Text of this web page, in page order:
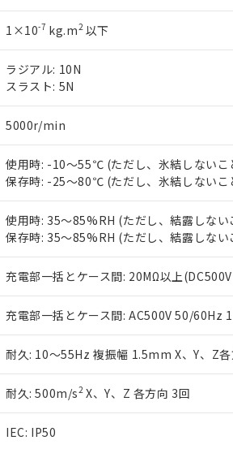
1×10-7 kg.m2以下
ラジアル: 10N
スラスト: 5N
5000r/min
使用時: -10～55℃ (ただし、氷結しないこ
保存時: -25～80℃ (ただし、氷結しないこ
使用時: 35～85%RH (ただし、結露しない
保存時: 35～85%RH (ただし、結露しない
充電部一括とケース間: 20MΩ以上
充電部一括とケース間: AC500V 50/60Hz
耐久: 10～55Hz 複振幅 1.5mm X、Y、Z
耐久: 500m/s2X、Y、Z 各方向 3回
IEC: IP50
本サービスは、当社制御機器事業取
くものです。
在庫状況および標準価格照会結果は
のであり、閲覧された時点での実際
い。
当社販売員にご相談ください。
オムロン制御機器販売店や当社販売
在庫状況および標準価格結果を当社
す。
マイパーツ機能（部品リスト作成サ
ている必要があります。
お客様が当ウェブサイト上で当社に
が、当社の製品・サービスに関する
※当社の共同利用者とは、"個人情報
いる法人を指します。
*EU RoHS指令（10物質）：
鉛(Pb) 1000ppm以下、 水銀(Hg) 1000ppm以下、 カド
六価クロム(Cr(Ⅵ)) 1000ppm以下、ポリ臭化ビフェニ
フタル酸ビス(2-エチルヘキシル) (DEHP)(別名：DOP)
但し、RoHS指令で産業用監視および制御機器に対する
フタル酸エステル類の４物質については閾値を超える
※2 対応予定月
部品在庫の切り替え状況などにより、予定
※3 非含有証明書ダウンロード
下記の非含有証明書をダウンロードするこ
EU RoHS指令（10物質）の非含有証明書
51物質の非含有証明書（当社基準）
※本証明書は発行日時点で非含有を証明す
また、RoHS指令のフタル酸エステル類
混在することから備考欄に対応日を記載し
既に当社にて対応品への在庫切替を完了
り割愛しております。
「－」：未確認です。当社販売部門へお問
Pb(鉛) :1000ppm、 Hg(水銀) : 1000ppm、 Cd(カドミウ
Cr(Ⅵ)(六価クロム) : 1000ppm、 PBBs(ポリ臭化ビフ
DBP(フタル酸ジブチル) : 1000ppm、 DIBP(フタル酸
DEHP(フタル酸ビス(2-エチルヘキシル)) : 1000ppm
※2 環境保護使用期限
「ｅ」：有害物質（10物質）のすべてが基
「10」：通常の使用状況下において有害物
味します。
「－」：未確認です。当社販売部門へお問
当社は、これら貴社製品のうち、外
う）を輸出または国外への提供する
などの必要な手続きをとります。
当社は規制貨物を破棄する場合は、
ます。
当社は貴社製品を、核兵器、ミサイ
当社は、貴社製品を第三者に販売す
また当社は、販売先および販売に係
たしません。
記
号
説明
○ 一定数以上の在庫あり
△ 一定数には満たないが在庫あり
－
在庫なし(最新の在庫状況につい
機器販売店・当社販売員にご確認
空
白
受注生産機種、また在庫状況の情